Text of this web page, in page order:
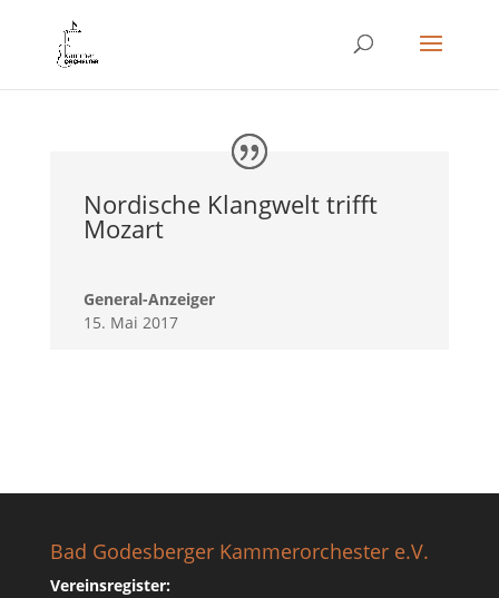
Nordische Klangwelt trifft
Mozart
General-Anzeiger
15. Mai 2017
Bad Godesberger Kammerorchester e.V.
Vereinsregister: